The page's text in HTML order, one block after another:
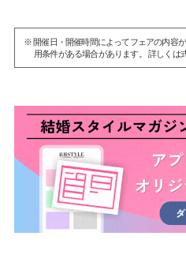
※ 開催日・開催時間によってフェアの内容
用条件がある場合があります。 詳しくは